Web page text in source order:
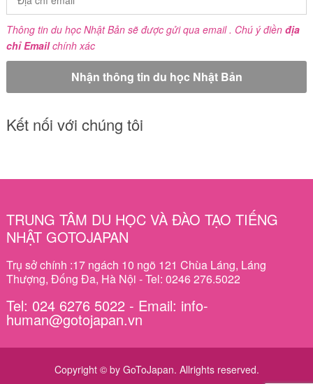
Thông tin du học Nhật Bản sẽ được gửi qua email . Chú ý điền địa
chỉ Emailchính xác
Kết nối với chúng tôi
TRUNG TÂM DU HỌC VÀ ĐÀO TẠO TIẾNG
NHẬT GOTOJAPAN
Trụ sở chính :17 ngách 10 ngõ 121 Chùa Láng, Láng
Thượng, Đống Đa, Hà Nội - Tel: 0246 276.5022
Tel: 024 6276 5022 - Email: info-
human@gotojapan.vn
Copyright © by GoToJapan. Allrights reserved.